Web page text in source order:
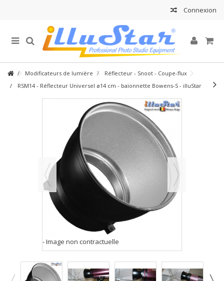
Connexion
Modificateurs de lumière
Réflecteur - Snoot - Coupe-flux
RSM14 - Réflecteur Universel ø14 cm - baïonnette Bowens-S - illuStar
- Image non contractuelle